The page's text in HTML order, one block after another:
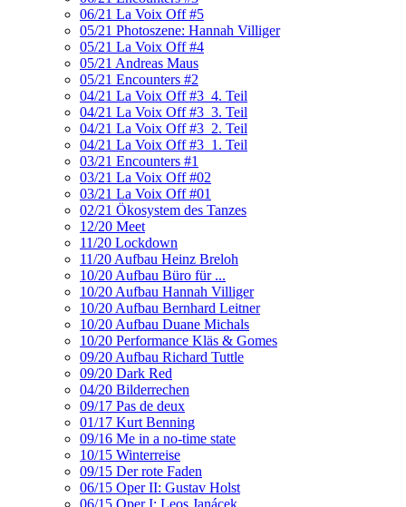
06/21 La Voix Off #5
05/21 Photoszene: Hannah Villiger
05/21 La Voix Off #4
05/21 Andreas Maus
05/21 Encounters #2
04/21 La Voix Off #3_4. Teil
04/21 La Voix Off #3_3. Teil
04/21 La Voix Off #3_2. Teil
04/21 La Voix Off #3_1. Teil
03/21 Encounters #1
03/21 La Voix Off #02
03/21 La Voix Off #01
02/21 Ökosystem des Tanzes
12/20 Meet
11/20 Lockdown
11/20 Aufbau Heinz Breloh
10/20 Aufbau Büro für ...
10/20 Aufbau Hannah Villiger
10/20 Aufbau Bernhard Leitner
10/20 Aufbau Duane Michals
10/20 Performance Kläs & Gomes
09/20 Aufbau Richard Tuttle
09/20 Dark Red
04/20 Bilderrechen
09/17 Pas de deux
01/17 Kurt Benning
09/16 Me in a no-time state
10/15 Winterreise
09/15 Der rote Faden
06/15 Oper II: Gustav Holst
06/15 Oper I: Leos Janácek